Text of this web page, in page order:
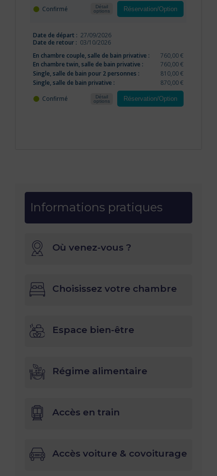
Informations pratiques
Où venez-vous ?
Choisissez votre chambre
Espace bien-être
Régime alimentaire
Accès en train
Accès voiture & covoiturage